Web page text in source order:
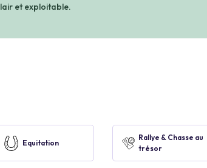
et exploitable.
Equitation
Rallye & Chasse au
trésor